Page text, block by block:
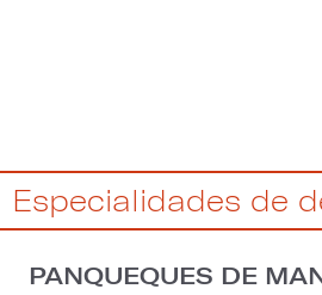
Especialidades de
PANQUEQUES DE